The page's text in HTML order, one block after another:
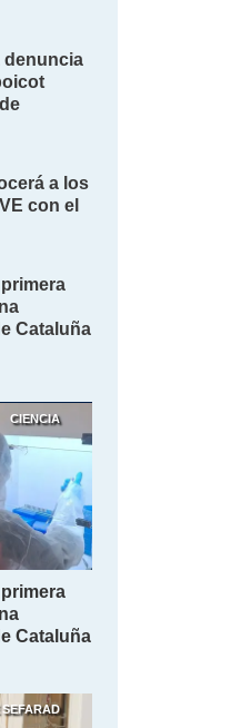
denuncia
a los
con el
Cataluña
CIENCIA
Cataluña